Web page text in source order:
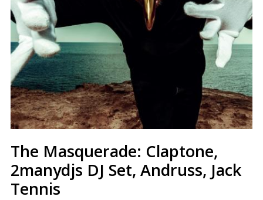
The Masquerade: Claptone,
2manydjs DJ Set, Andruss, Jack
Tennis